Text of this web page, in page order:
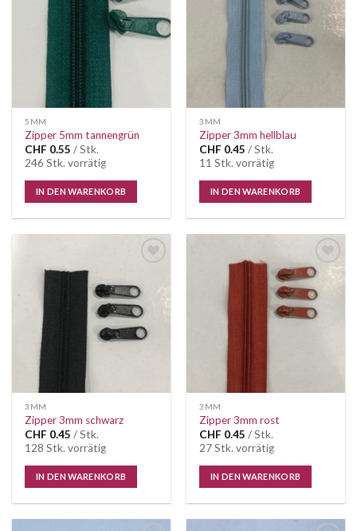
5MM
Zipper 5mm tannengrün
CHF 0.55 / Stk.
246 Stk. vorrätig
IN DEN WARENKORB
3MM
Zipper 3mm hellblau
CHF 0.45 / Stk.
11 Stk. vorrätig
IN DEN WARENKORB
Wunschliste
3MM
Zipper 3mm schwarz
CHF 0.45 / Stk.
128 Stk. vorrätig
IN DEN WARENKORB
Auf die
Wunschliste
3MM
Zipper 3mm rost
CHF 0.45 / Stk.
27 Stk. vorrätig
IN DEN WARENKORB